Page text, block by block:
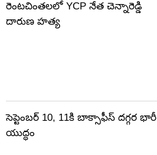
రెంటచింతలలో YCP నేత చెన్నారెడ్డి
దారుణ హత్య
సెప్టెంబర్‌ 10, 11కి బాక్సాఫీస్ దగ్గర భారీ
యుద్ధం